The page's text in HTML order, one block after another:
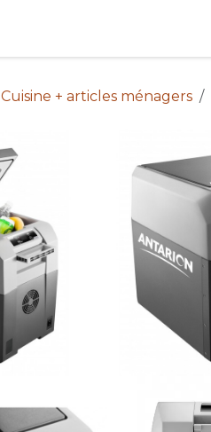
Cuisine + articles ménagers